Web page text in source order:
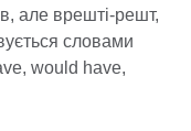
але врешті-решт,
словами
would have,